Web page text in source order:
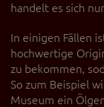
handelt es sich
In einigen Fällen
hochwertige
zu bekommen,
So zum Beispiel
Museum ein